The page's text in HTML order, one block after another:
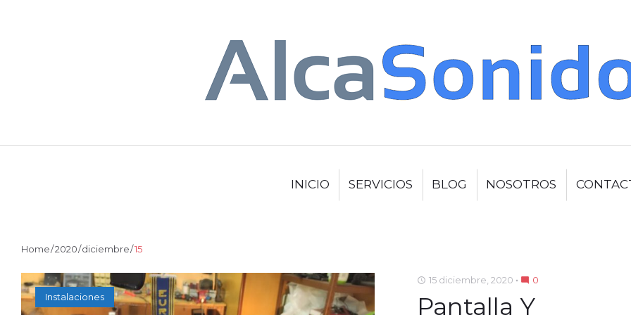
INICIO SERVICIOS BLOG NOSOTROS
Home/2020/diciembre/15
Instalaciones
access_time 15 diciembre, 2020 mode_comment 0
Pantalla Y